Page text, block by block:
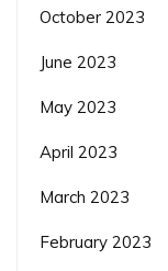
October 2023
June 2023
May 2023
April 2023
March 2023
February 2023